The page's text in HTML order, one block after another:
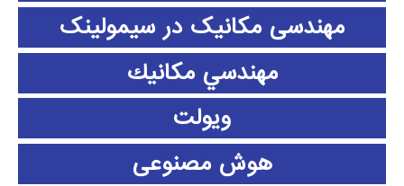
مهندسی مکانیک در سیمولینک
مهندسي مكانيك
ویولت
هوش مصنوعی